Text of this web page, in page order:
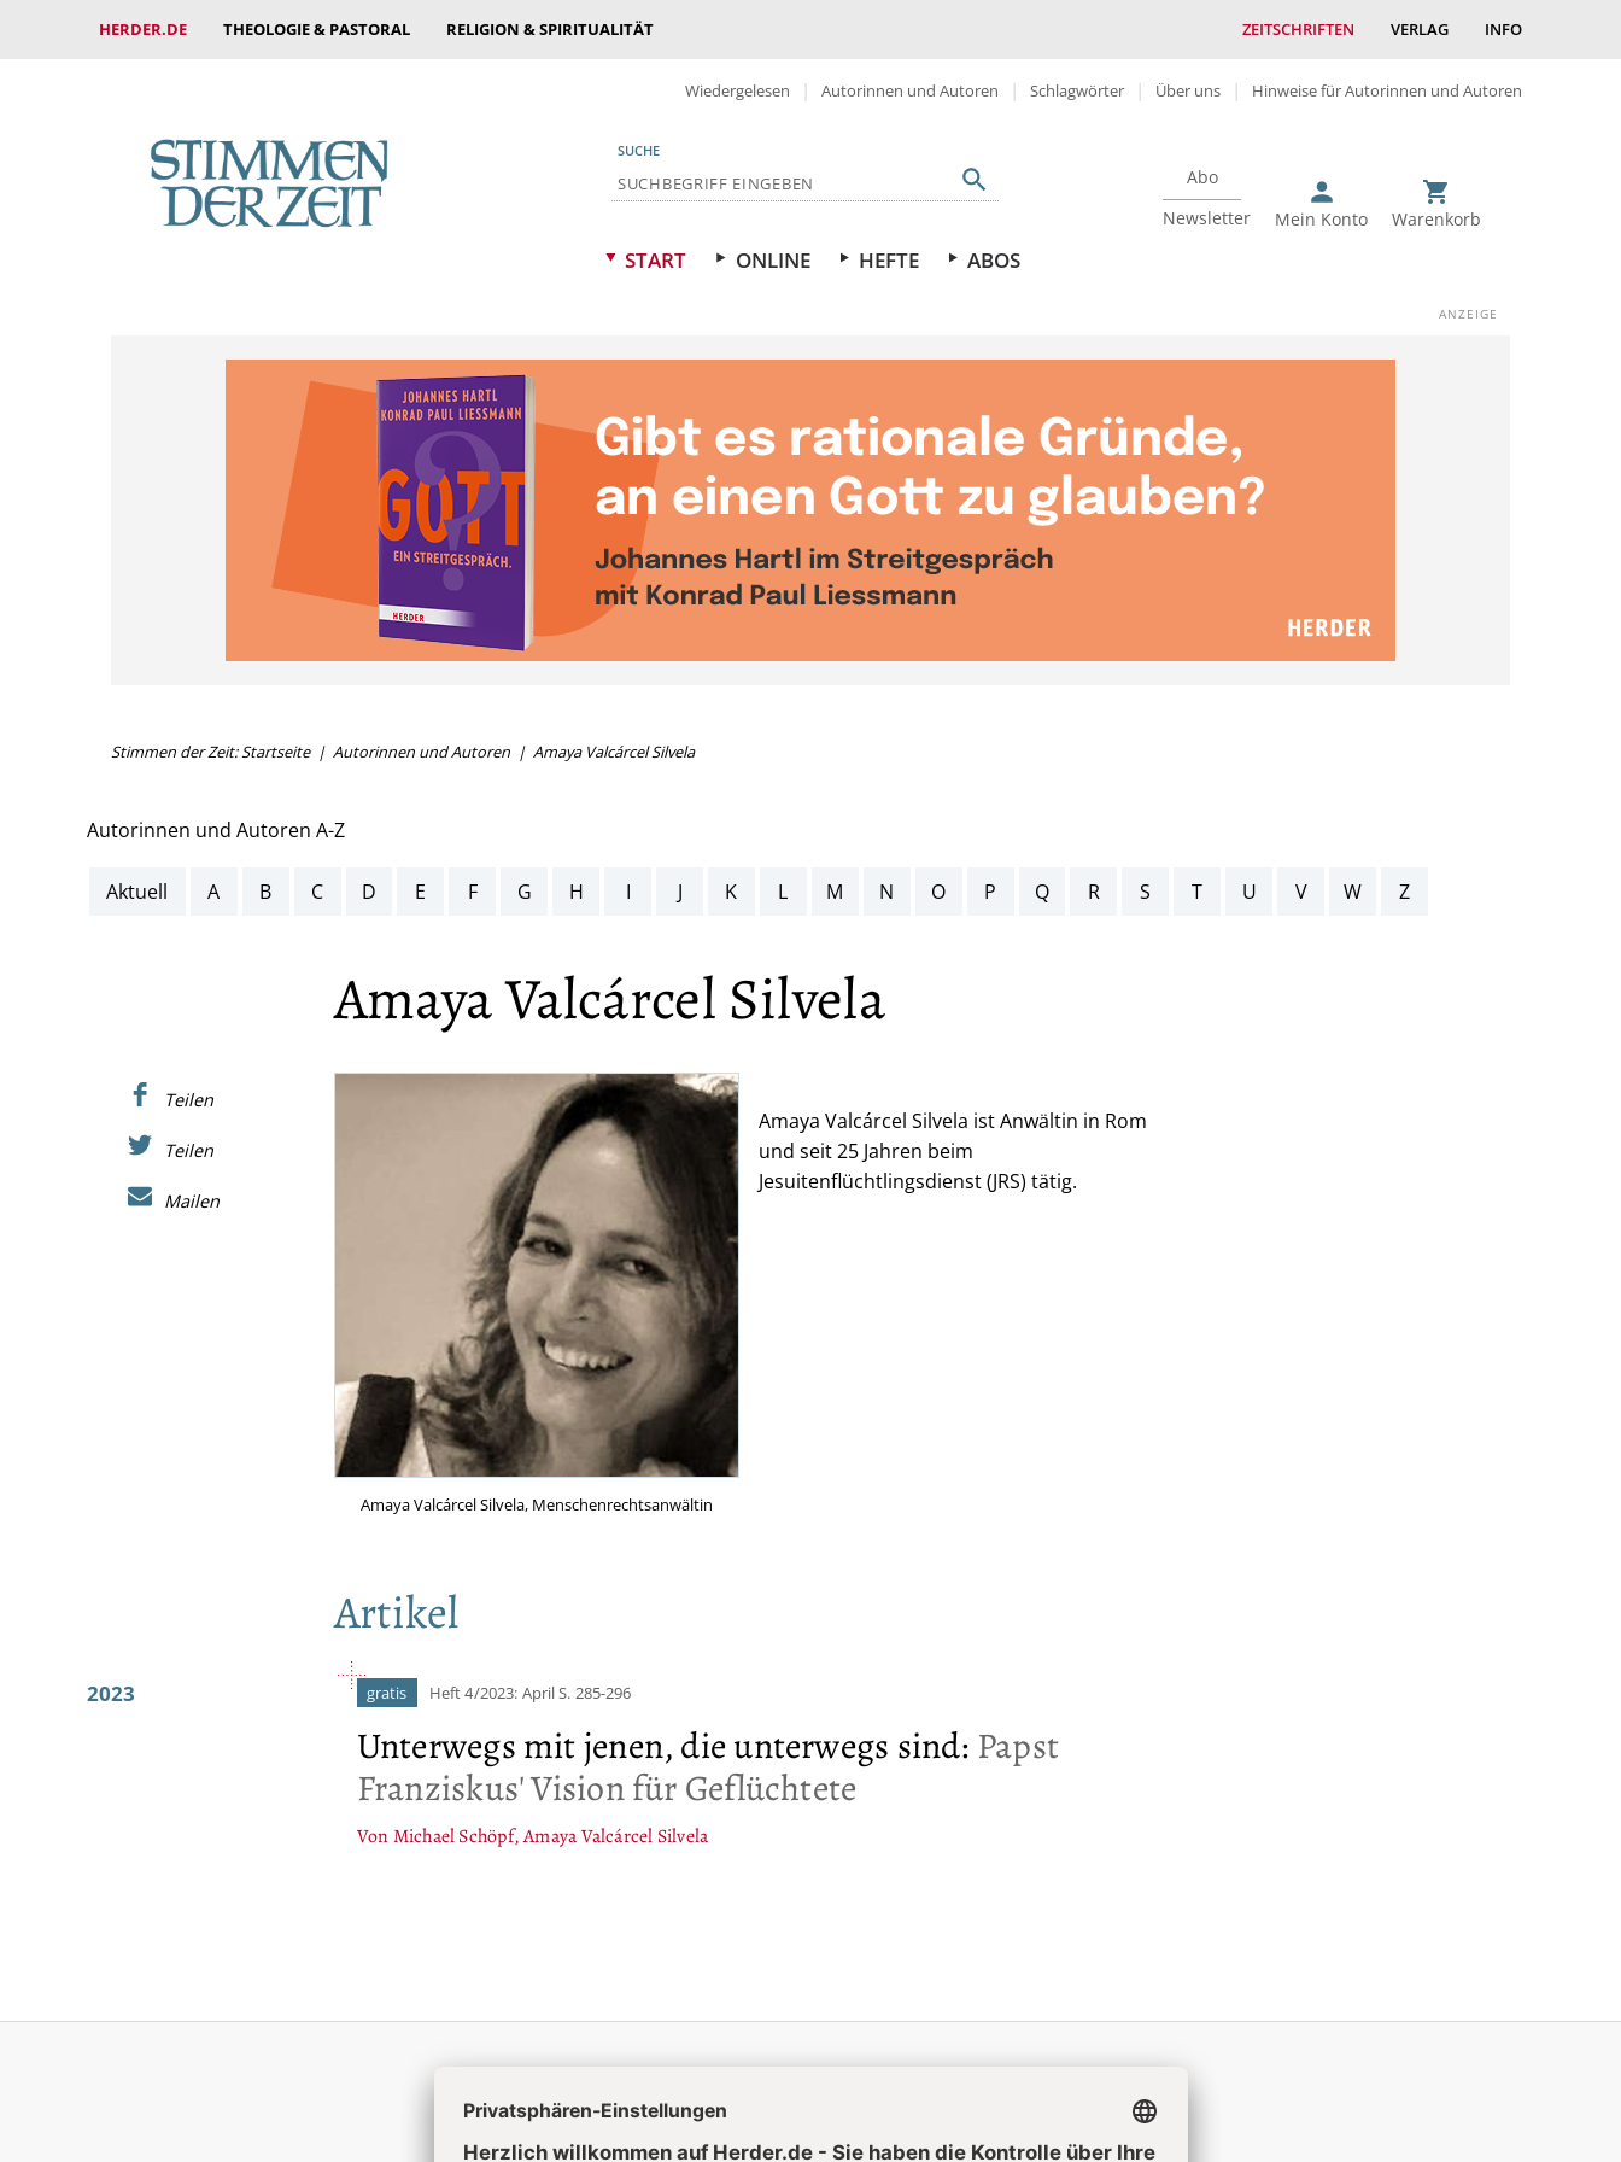
HERDER.DE THEOLOGIE & PASTORAL RELIGION & SPIRITUALITÄT ZEITSCHRIFTEN VERLAG INFO
Wiedergelesen Autorinnen und Autoren Schlagwörter Über uns Hinweise für Autorinnen und Autoren
SUCHE
Abo
Newsletter
Mein Konto Warenkorb
START ONLINE HEFTE ABOS
Stimmen der Zeit: Startseite Autorinnen und Autoren Amaya Valcárcel Silvela
Autorinnen und Autoren A-Z
Aktuell A B C D E F G H I J K L M N O P Q R S T U V W Z
Amaya Valcárcel Silvela
Amaya Valcárcel Silvela, Menschenrechtsanwältin
Amaya Valcárcel Silvela ist Anwältin in Rom
und seit 25 Jahren beim
Jesuitenflüchtlingsdienst (JRS) tätig.
Teilen
Teilen
Mailen
Artikel
2023 gratis Heft 4/2023: AprilS. 285-296
Unterwegs mit jenen, die unterwegs sind: Papst
Franziskus' Vision für Geflüchtete
Von Michael Schöpf, Amaya Valcárcel Silvela